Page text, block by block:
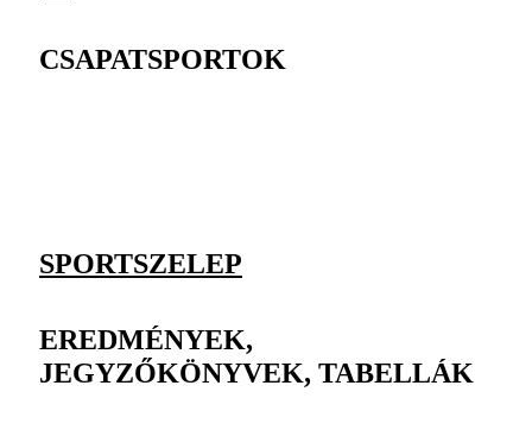
CSAPATSPORTOK
SPORTSZELEP
EREDMÉNYEK,
JEGYZŐKÖNYVEK, TABELLÁK